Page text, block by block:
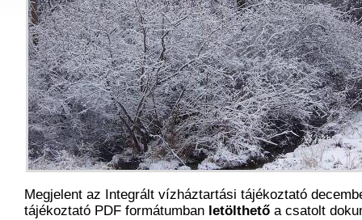
Megjelent az Integrált vízháztartási tájékoztató
tájékoztató PDF formátumban letölthető a csatolt